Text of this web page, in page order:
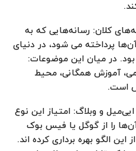
کلان: رسانه‌هایی که به
پرداخته می شود، در دنیای
در میان این موضوعات:
آموزش همگانی، محیط
است.
و وبلاگ: امتیاز این نوع
را از گوگل یا فیس بوک
این الگو بهره برداری کرده اند.